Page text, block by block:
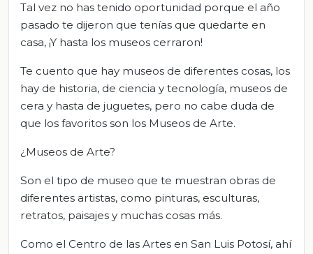
Tal vez no has tenido oportunidad porque el año
pasado te dijeron que tenías que quedarte en
casa, ¡Y hasta los museos cerraron!
Te cuento que hay museos de diferentes cosas, los
hay de historia, de ciencia y tecnología, museos de
cera y hasta de juguetes, pero no cabe duda de
que los favoritos son los Museos de Arte.
¿Museos de Arte?
Son el tipo de museo que te muestran obras de
diferentes artistas, como pinturas, esculturas,
retratos, paisajes y muchas cosas más.
Como el Centro de las Artes en San Luis Potosí, ahí